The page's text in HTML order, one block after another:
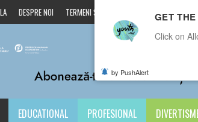
DESPRE NOI TERMENI ȘI CONDIȚII CONTACTE
EDUCATIONAL PROFESIONAL
GET
Click on
by PushAlert